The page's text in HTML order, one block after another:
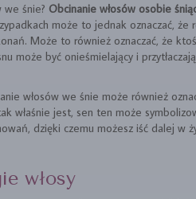
we śnie? Obcinanie włosów osobie
może to jednak oznaczać, że
Może to również oznaczać, że
może być onieśmielający i
włosów we śnie może również
właśnie jest, sen ten może
dzięki czemu możesz iść dalej w
włosy